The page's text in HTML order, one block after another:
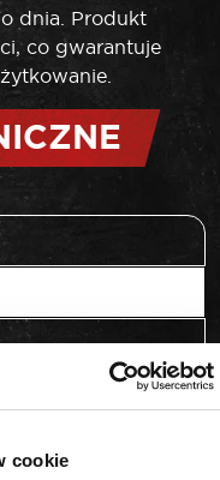
cookie
dnia. Produkt
co gwarantuje